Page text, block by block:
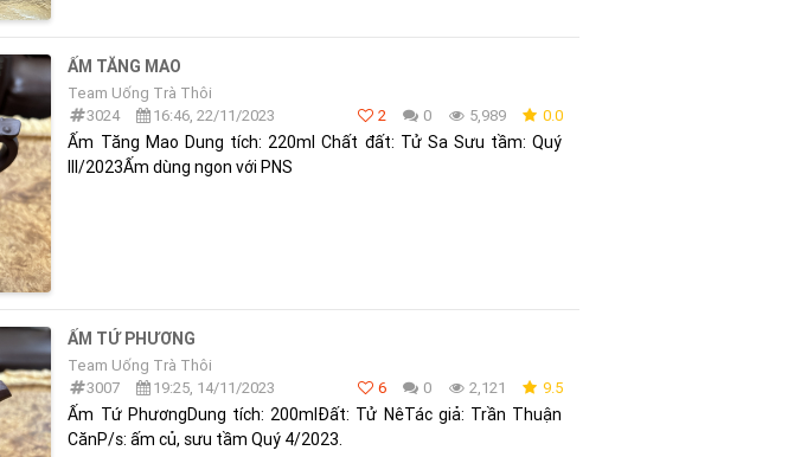
ẤM TĂNG MAO
Team Uống Trà Thôi
3024
16:46, 22/11/2023 2 0 5,989 0.0
Ấm Tăng Mao Dung tích: 220ml Chất đất: Tử Sa Sưu tầm: Quý
III/2023Ấm dùng ngon với PNS
ẤM TỨ PHƯƠNG
Team Uống Trà Thôi
3007
19:25, 14/11/2023 6 0 2,121 9.5
Ấm Tứ PhươngDung tích: 200mlĐất: Tử NêTác giả: Trần Thuận
CănP/s: ấm củ, sưu tầm Quý 4/2023.